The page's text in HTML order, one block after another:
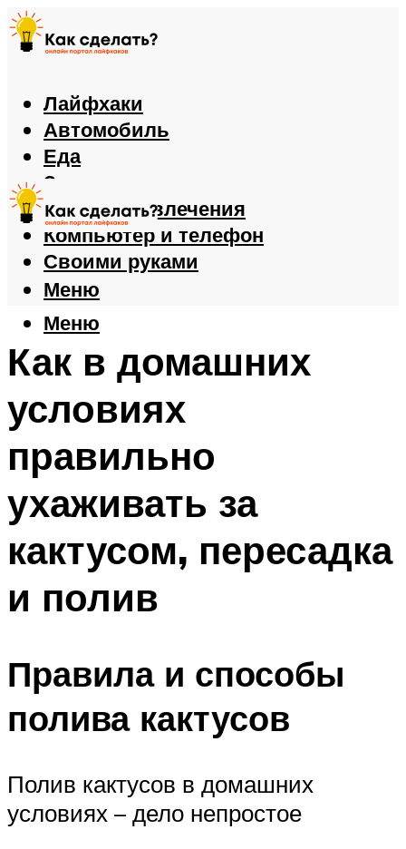
Лайфхаки
Автомобиль
Еда
Здоровье
Игры и развлечения
Компьютер и телефон
Своими руками
Меню
Меню
Как в домашних
условиях
правильно
ухаживать за
кактусом, пересадка
и полив
Правила и способы
полива кактусов
Полив кактусов в домашних
условиях – дело непростое